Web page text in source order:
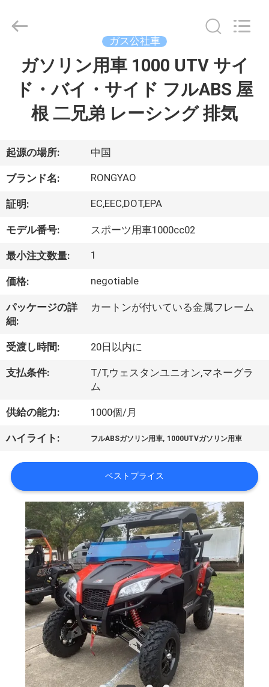
ダ
ク
ト
私
に
つ
い
て
工
場
行
Shanghai
Rongyao
Reserved.
ガス公社車
ガソリン用車 1000 UTV サイ
ド・バイ・サイド フルABS 屋
根 二兄弟 レーシング 排気
起源の場所: 中国
ブランド名: RONGYAO
証明: EC,EEC,DOT,EPA
モデル番号: スポーツ用車1000cc02
最小注文数量: 1
価格: negotiable
パッケージの詳
細:
カートンが付いている金属フレーム
受渡し時間: 20日以内に
支払条件:
T/T,ウェスタンユニオン,マネーグラ
ム
供給の能力: 1000個/月
ハイライト: フルABSガソリン用車, 1000UTVガソリン用車
ベストプライス